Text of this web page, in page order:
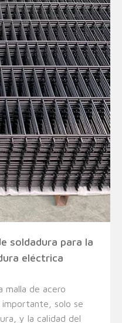
soldadura para la
eléctrica
malla de acero
solo se
y la calidad del